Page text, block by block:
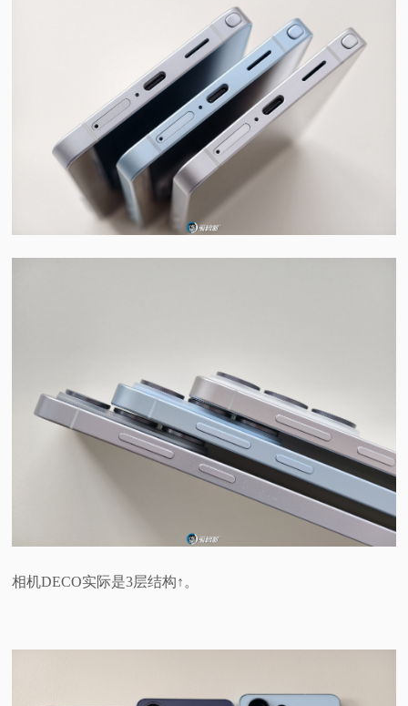
相机DECO实际是3层结构↑。